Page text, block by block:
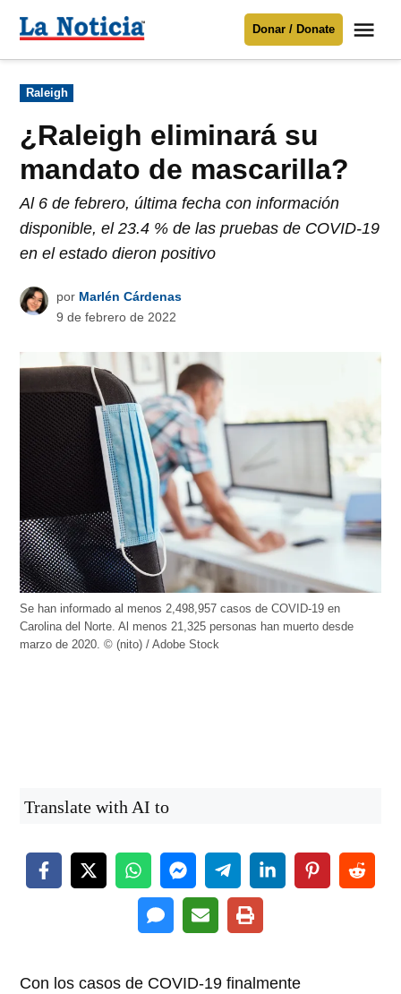
Para mantenerte informado necesitamos
Donar
contenido
Noticia
Donar / Donate
Publicado
en
Raleigh
¿Raleigh eliminará su
mandato de mascarilla?
Al 6 de febrero, última fecha con información
disponible, el 23.4 % de las pruebas de COVID-19
en el estado dieron positivo
por Marlén Cárdenas
9 de febrero de 2022
Se han informado al menos 2,498,957 casos de COVID-19 en
Carolina del Norte. Al menos 21,325 personas han muerto desde
marzo de 2020. © (nito) / Adobe Stock
Translate with AI to
Con los casos de COVID-19 finalmente